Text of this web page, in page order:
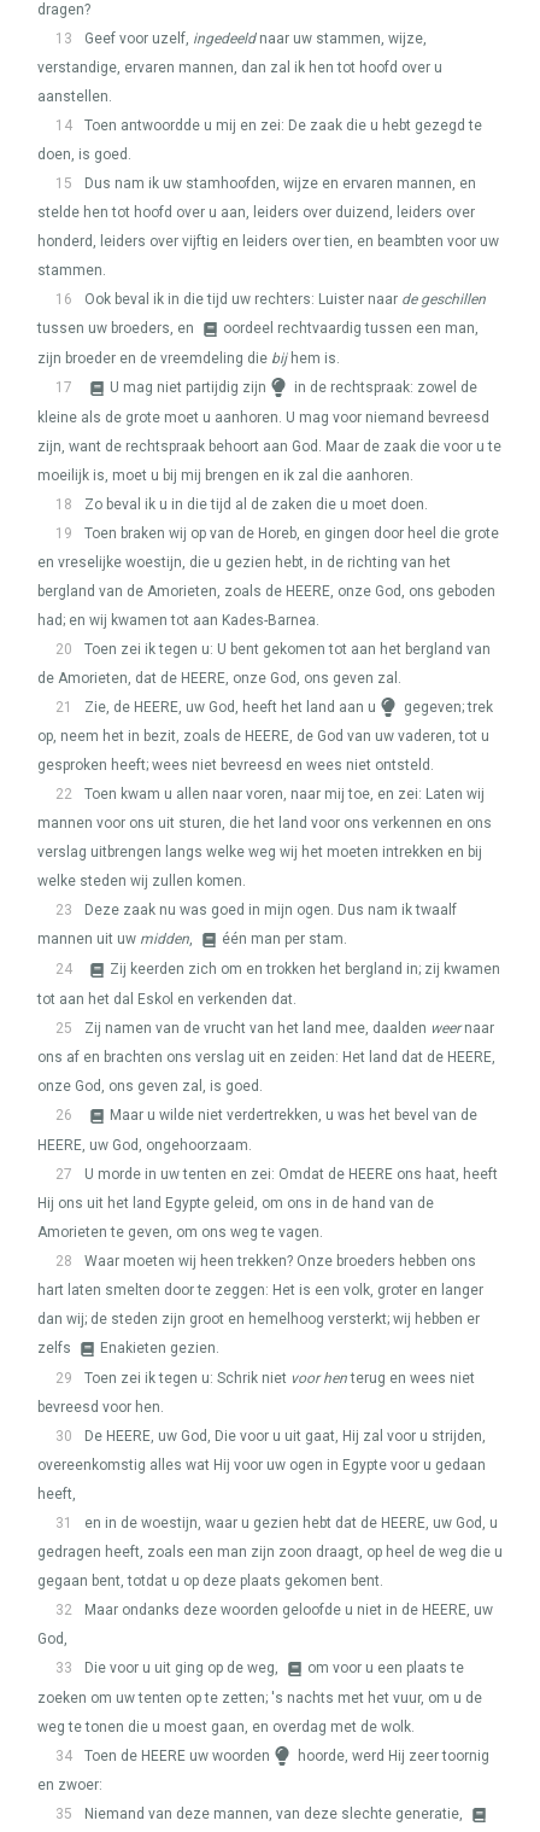
dragen?
13
Geef voor uzelf, ingedeeldnaar uw stammen, wijze,
verstandige, ervaren mannen, dan zal ik hen tot hoofd over u
aanstellen.
14
Toen antwoordde u mij en zei: De zaak die u hebt gezegd te
doen, is goed.
15
Dus nam ik uw stamhoofden, wijze en ervaren mannen, en
stelde hen tot hoofd over u aan, leiders over duizend, leiders over
honderd, leiders over vijftig en leiders over tien, en beambten voor uw
stammen.
16
Ook beval ik in die tijd uw rechters: Luister naar de geschillen
tussen uw broeders, en
oordeel rechtvaardig tussen een man,
zijn broeder en de vreemdeling die bijhem is.
17
U mag niet partijdig zijn
in de rechtspraak: zowel de
kleine als de grote moet u aanhoren. U mag voor niemand bevreesd
zijn, want de rechtspraak behoort aan God. Maar de zaak die voor u te
moeilijk is, moet u bij mij brengen en ik zal die aanhoren.
18
Zo beval ik u in die tijd al de zaken die u moet doen.
19
Toen braken wij op van de Horeb, en gingen door heel die grote
en vreselijke woestijn, die u gezien hebt, in de richting van het
bergland van de Amorieten, zoals de HEERE, onze God, ons geboden
had; en wij kwamen tot aan Kades-Barnea.
20
Toen zei ik tegen u: U bent gekomen tot aan het bergland van
de Amorieten, dat de HEERE, onze God, ons geven zal.
21
Zie, de HEERE, uw God, heeft het land aan u
gegeven; trek
op, neem het in bezit, zoals de HEERE, de God van uw vaderen, tot u
gesproken heeft; wees niet bevreesd en wees niet ontsteld.
22
Toen kwam u allen naar voren, naar mij toe, en zei: Laten wij
mannen voor ons uit sturen, die het land voor ons verkennen en ons
verslag uitbrengen langs welke weg wij het moeten intrekken en bij
welke steden wij zullen komen.
23
Deze zaak nu was goed in mijn ogen. Dus nam ik twaalf
mannen uit uw midden,
één man per stam.
24
Zij keerden zich om en trokken het bergland in; zij kwamen
tot aan het dal Eskol en verkenden dat.
25
Zij namen van de vrucht van het land mee, daalden weernaar
ons af en brachten ons verslag uit en zeiden: Het land dat de HEERE,
onze God, ons geven zal, is goed.
26
Maar u wilde niet verdertrekken, u was het bevel van de
HEERE, uw God, ongehoorzaam.
27
U morde in uw tenten en zei: Omdat de HEERE ons haat, heeft
Hij ons uit het land Egypte geleid, om ons in de hand van de
Amorieten te geven, om ons weg te vagen.
28
Waar moeten wij heen trekken? Onze broeders hebben ons
hart laten smelten door te zeggen: Het is een volk, groter en langer
dan wij; de steden zijn groot en hemelhoog versterkt; wij hebben er
zelfs
Enakieten gezien.
29
Toen zei ik tegen u: Schrik niet voor henterug en wees niet
bevreesd voor hen.
30
De HEERE, uw God, Die voor u uit gaat, Hij zal voor u strijden,
overeenkomstig alles wat Hij voor uw ogen in Egypte voor u gedaan
heeft,
31
en in de woestijn, waar u gezien hebt dat de HEERE, uw God, u
gedragen heeft, zoals een man zijn zoon draagt, op heel de weg die u
gegaan bent, totdat u op deze plaats gekomen bent.
32
Maar ondanks deze woorden geloofde u niet in de HEERE, uw
God,
33
Die voor u uit ging op de weg,
om voor u een plaats te
zoeken om uw tenten op te zetten; 's nachts met het vuur, om u de
weg te tonen die u moest gaan, en overdag met de wolk.
34
Toen de HEERE uw woorden
hoorde, werd Hij zeer toornig
en zwoer:
35
Niemand van deze mannen, van deze slechte generatie,